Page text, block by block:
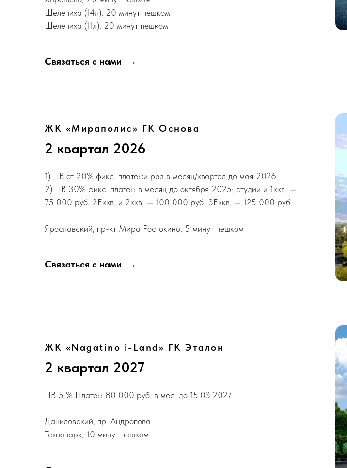
Шелепиха (14л), 20 минут пешком
Шелепиха (11л), 20 минут пешком
Связаться с нами
ЖК «Мираполис» ГК Основа
2 квартал 2026
1) ПВ от 20% фикс. платежи раз в месяц/квартал до мая 2026
2) ПВ 30% фикс. платеж в месяц до октября 2025: студии и 1ккв. —
75 000 руб. 2Еккв. и 2ккв. — 100 000 руб. 3Еккв. — 125 000 руб
Ярославский, пр-кт Мира Ростокино, 5 минут пешком
Связаться с нами
ЖК «Nagatino i-Land» ГК Эталон
2 квартал 2027
ПВ 5 % Платеж 80 000 руб. в мес. до 15.03.2027
Даниловский, пр. Андропова
Технопарк, 10 минут пешком